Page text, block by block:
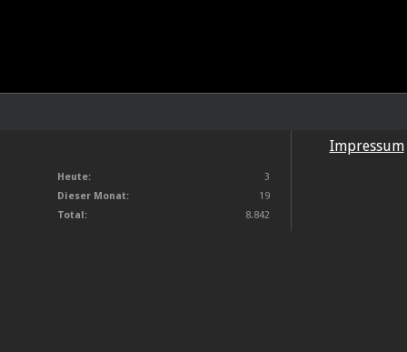
Heute:
3
Dieser Monat:
19
Total:
8.842
Impressum